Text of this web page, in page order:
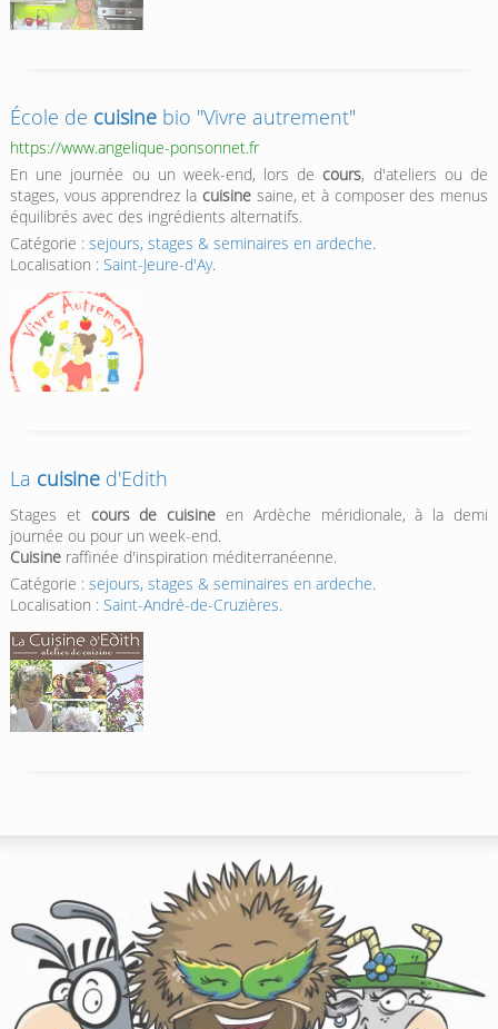
École de cuisinebio "Vivre autrement"
https://www.angelique-ponsonnet.fr
En une journée ou un week-end, lors decours, d'ateliers ou de
stages, vous apprendrez la cuisinesaine, et à composer des menus
équilibrés avec des ingrédients alternatifs.
Catégorie : sejours, stages & seminaires en ardeche.
Localisation : Saint-Jeure-d'Ay.
La cuisined'Edith
Stages et cours de cuisine en Ardèche méridionale, à la demi
journée ou pour un week-end.
Cuisineraffinée d'inspiration méditerranéenne.
Catégorie : sejours, stages & seminaires en ardeche.
Localisation : Saint-André-de-Cruzières.